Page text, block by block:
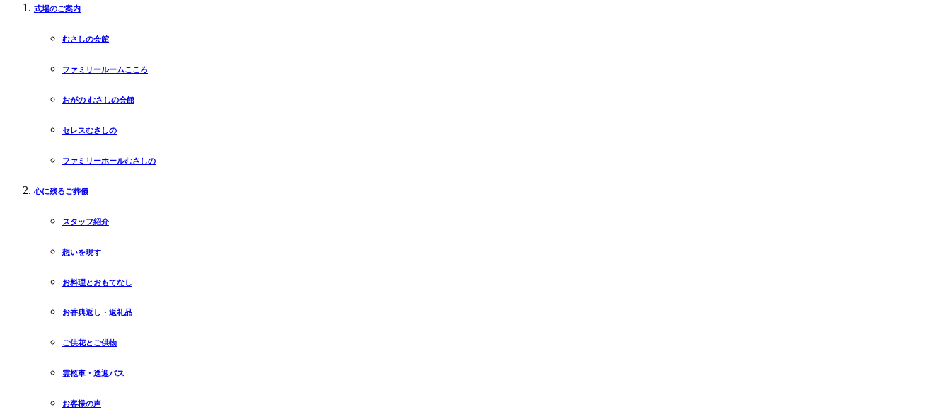
式場のご案内
むさしの会館
ファミリールームこころ
おがの むさしの会館
セレスむさしの
ファミリーホールむさしの
心に残るご葬儀
スタッフ紹介
想いを現す
お料理とおもてなし
お香典返し・返礼品
ご供花とご供物
霊柩車・送迎バス
お客様の声